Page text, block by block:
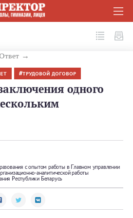
ТРУДОВОЙ ДОГОВОР
одного
с опытом работы в Главном управлении
аналитической работы
Республики Беларусь